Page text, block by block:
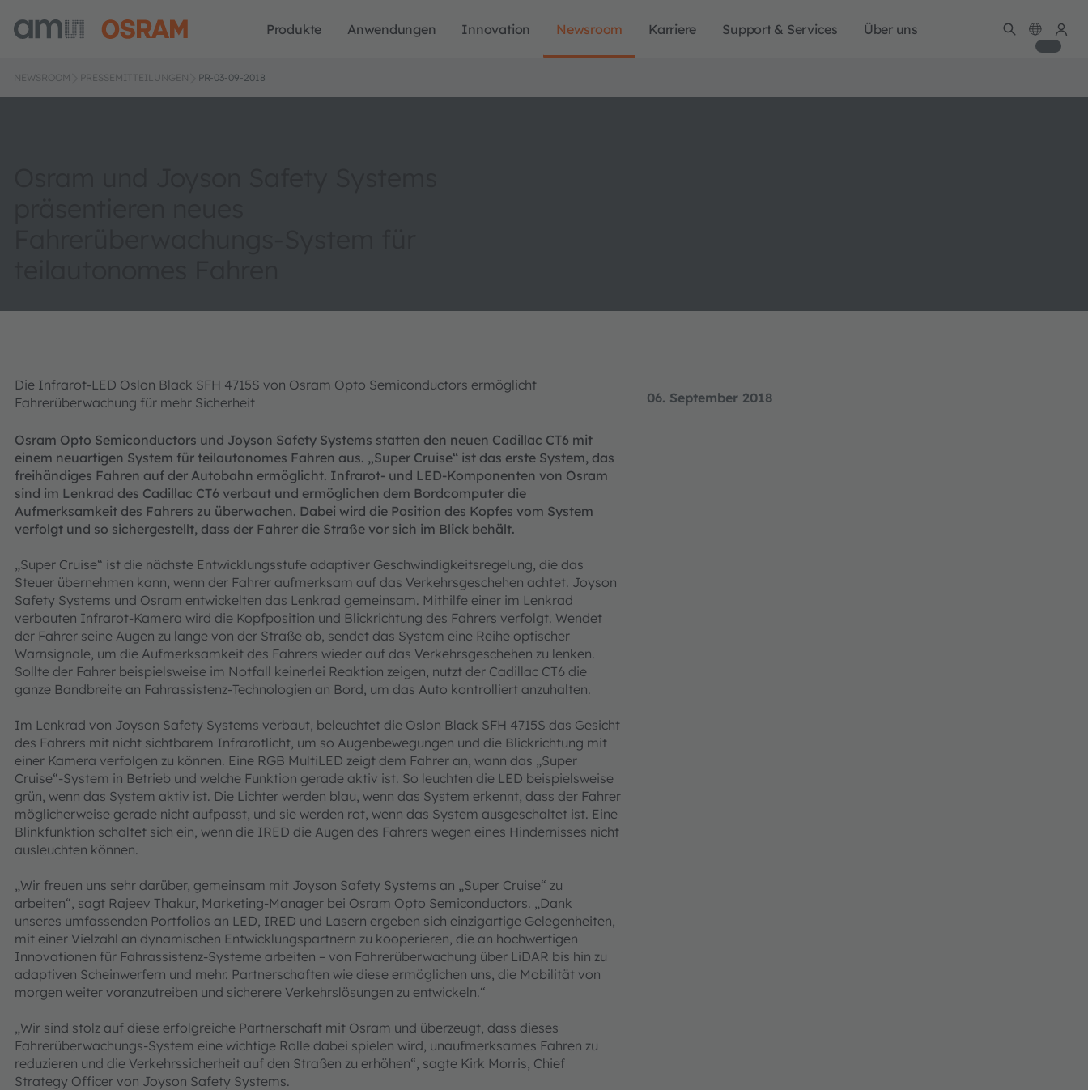
Produkte Anwendungen Innovation Newsroom Karriere Support & Services Über uns
NEWSROOM PRESSEMITTEILUNGEN PR-03-09-2018
06. September 2018
Die Infrarot-LED Oslon Black SFH 4715S von Osram Opto Semiconductors ermöglicht
Fahrerüberwachung für mehr Sicherheit
Osram Opto Semiconductors und Joyson Safety Systems statten den neuen Cadillac CT6 mit
einem neuartigen System für teilautonomes Fahren aus. „Super Cruise“ ist das erste System, das
freihändiges Fahren auf der Autobahn ermöglicht. Infrarot- und LED-Komponenten von Osram
sind im Lenkrad des Cadillac CT6 verbaut und ermöglichen dem Bordcomputer die
Aufmerksamkeit des Fahrers zu überwachen. Dabei wird die Position des Kopfes vom System
verfolgt und so sichergestellt, dass der Fahrer die Straße vor sich im Blick behält.
„Super Cruise“ ist die nächste Entwicklungsstufe adaptiver Geschwindigkeitsregelung, die das
Steuer übernehmen kann, wenn der Fahrer aufmerksam auf das Verkehrsgeschehen achtet. Joyson
Safety Systems und Osram entwickelten das Lenkrad gemeinsam. Mithilfe einer im Lenkrad
verbauten Infrarot-Kamera wird die Kopfposition und Blickrichtung des Fahrers verfolgt. Wendet
der Fahrer seine Augen zu lange von der Straße ab, sendet das System eine Reihe optischer
Warnsignale, um die Aufmerksamkeit des Fahrers wieder auf das Verkehrsgeschehen zu lenken.
Sollte der Fahrer beispielsweise im Notfall keinerlei Reaktion zeigen, nutzt der Cadillac CT6 die
ganze Bandbreite an Fahrassistenz-Technologien an Bord, um das Auto kontrolliert anzuhalten.
Im Lenkrad von Joyson Safety Systems verbaut, beleuchtet die Oslon Black SFH 4715S das Gesicht
des Fahrers mit nicht sichtbarem Infrarotlicht, um so Augenbewegungen und die Blickrichtung mit
einer Kamera verfolgen zu können. Eine RGB MultiLED zeigt dem Fahrer an, wann das „Super
Cruise“-System in Betrieb und welche Funktion gerade aktiv ist. So leuchten die LED beispielsweise
grün, wenn das System aktiv ist. Die Lichter werden blau, wenn das System erkennt, dass der Fahrer
möglicherweise gerade nicht aufpasst, und sie werden rot, wenn das System ausgeschaltet ist. Eine
Blinkfunktion schaltet sich ein, wenn die IRED die Augen des Fahrers wegen eines Hindernisses nicht
ausleuchten können.
„Wir freuen uns sehr darüber, gemeinsam mit Joyson Safety Systems an „Super Cruise“ zu
arbeiten“, sagt Rajeev Thakur, Marketing-Manager bei Osram Opto Semiconductors. „Dank
unseres umfassenden Portfolios an LED, IRED und Lasern ergeben sich einzigartige Gelegenheiten,
mit einer Vielzahl an dynamischen Entwicklungspartnern zu kooperieren, die an hochwertigen
Innovationen für Fahrassistenz-Systeme arbeiten – von Fahrerüberwachung über LiDAR bis hin zu
adaptiven Scheinwerfern und mehr. Partnerschaften wie diese ermöglichen uns, die Mobilität von
morgen weiter voranzutreiben und sicherere Verkehrslösungen zu entwickeln.“
„Wir sind stolz auf diese erfolgreiche Partnerschaft mit Osram und überzeugt, dass dieses
Fahrerüberwachungs-System eine wichtige Rolle dabei spielen wird, unaufmerksames Fahren zu
reduzieren und die Verkehrssicherheit auf den Straßen zu erhöhen“, sagte Kirk Morris, Chief
Strategy Officer von Joyson Safety Systems.